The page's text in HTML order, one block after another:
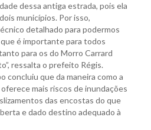
dessa antiga estrada, pois ela
municípios. Por isso,
detalhado para podermos
é importante para todos
para os do Morro Carrard
ressalta o prefeito Régis.
concluiu que da maneira como a
mais riscos de inundações
das encostas do que
e dado destino adequado à